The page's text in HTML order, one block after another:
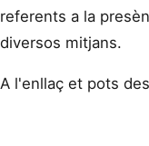
referents a la
diversos mitjans.
A l'enllaç et pots